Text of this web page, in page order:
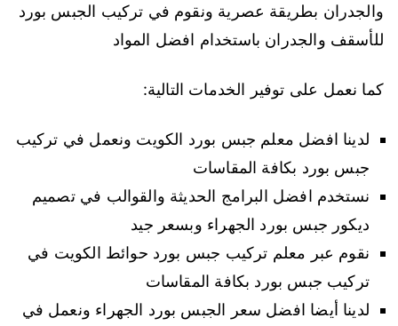
والجدران بطريقة عصرية ونقوم في تركيب الجبس بورد
للأسقف والجدران باستخدام افضل المواد
كما نعمل على توفير الخدمات التالية:
لدينا افضل معلم جبس بورد الكويت ونعمل في تركيب
جبس بورد بكافة المقاسات
نستخدم افضل البرامج الحديثة والقوالب في تصميم
ديكور جبس بورد الجهراء وبسعر جيد
نقوم عبر معلم تركيب جبس بورد حوائط الكويت في
تركيب جبس بورد بكافة المقاسات
لدينا أيضا افضل سعر الجبس بورد الجهراء ونعمل في